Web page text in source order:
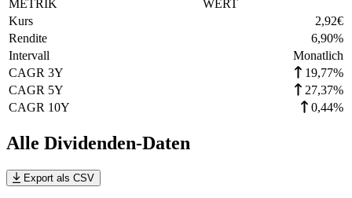
METRIK
WERT
Kurs
2,92€
Rendite
6,90%
Intervall
Monatlich
CAGR 3Y
19,77%
CAGR 5Y
27,37%
CAGR 10Y
0,44%
Alle Dividenden-Daten
Export als CSV